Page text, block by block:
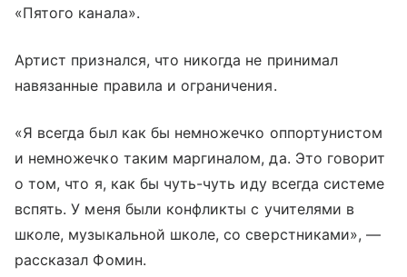
«Пятого канала».
Артист признался, что никогда не принимал
навязанные правила и ограничения.
«Я всегда был как бы немножечко оппортунистом
и немножечко таким маргиналом, да. Это говорит
о том, что я, как бы чуть-чуть иду всегда системе
вспять. У меня были конфликты с учителями в
школе, музыкальной школе, со сверстниками», —
рассказал Фомин.